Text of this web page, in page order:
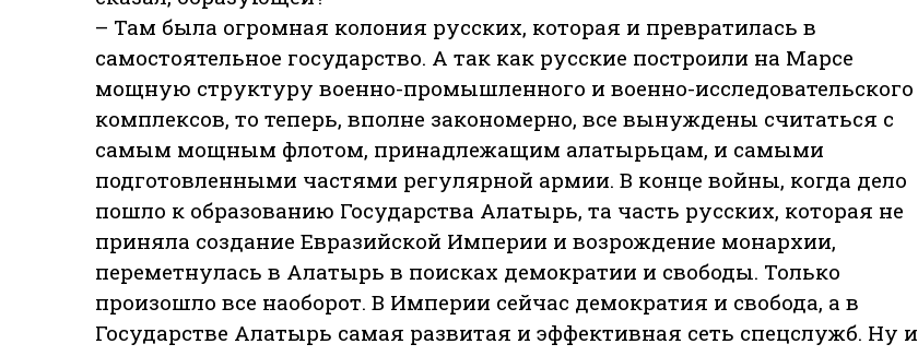
– Там была огромная колония русских, которая и превратилась в
самостоятельное государство. А так как русские построили на Марсе
мощную структуру военно-промышленного и военно-исследовательского
комплексов, то теперь, вполне закономерно, все вынуждены считаться с
самым мощным флотом, принадлежащим алатырьцам, и самыми
подготовленными частями регулярной армии. В конце войны, когда дело
пошло к образованию Государства Алатырь, та часть русских, которая не
приняла создание Евразийской Империи и возрождение монархии,
переметнулась в Алатырь в поисках демократии и свободы. Только
произошло все наоборот. В Империи сейчас демократия и свобода, а в
Государстве Алатырь самая развитая и эффективная сеть спецслужб. Ну и